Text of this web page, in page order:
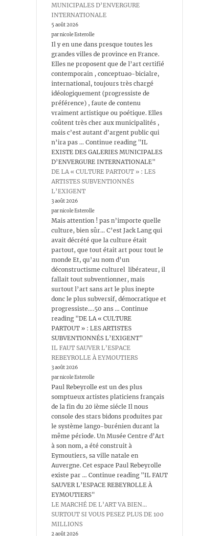
MUNICIPALES D’ENVERGURE
INTERNATIONALE
5 août 2026
par nicole Esterolle
Il y en une dans presque toutes les
grandes villes de province en France.
Elles ne proposent que de l’art certifié
contemporain , conceptuao-bicialre,
international, toujours très chargé
idéologiquement (progressiste de
préférence) , faute de contenu
vraiment artistique ou poétique. Elles
coûtent très cher aux municipalités ,
mais c’est autant d’argent public qui
n’ira pas … Continue reading "IL
EXISTE DES GALERIES MUNICIPALES
D’ENVERGURE INTERNATIONALE"
DE LA « CULTURE PARTOUT » : LES
ARTISTES SUBVENTIONNÉS
L’EXIGENT
3 août 2026
par nicole Esterolle
Mais attention ! pas n’importe quelle
culture, bien sûr… C’est Jack Lang qui
avait décrété que la culture était
partout, que tout était art pour tout le
monde Et, qu’au nom d’un
déconstructisme culturel libérateur, il
fallait tout subventionner, mais
surtout l’art sans art le plus inepte
donc le plus subversif, démocratique et
progressiste….50 ans … Continue
reading "DE LA « CULTURE
PARTOUT » : LES ARTISTES
SUBVENTIONNÉS L’EXIGENT"
IL FAUT SAUVER L’ESPACE
REBEYROLLE À EYMOUTIERS
3 août 2026
par nicole Esterolle
Paul Rebeyrolle est un des plus
somptueux artistes platiciens français
de la fin du 20 ième siécle Il nous
console des stars bidons produites par
le système lango-burénien durant la
même période. Un Musée Centre d’Art
à son nom, a été construit à
Eymoutiers, sa ville natale en
Auvergne. Cet espace Paul Rebeyrolle
existe par … Continue reading "IL FAUT
SAUVER L’ESPACE REBEYROLLE À
EYMOUTIERS"
LE MARCHÉ DE L’ART VA BIEN…
SURTOUT SI VOUS PESEZ PLUS DE 100
MILLIONS
2 août 2026